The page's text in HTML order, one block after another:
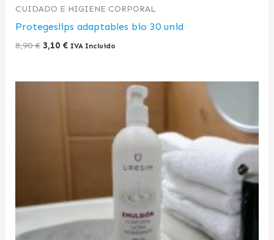
CUIDADO E HIGIENE CORPORAL
Protegeslips adaptables bio 30 unid
8,90€ 3,10 € IVA Incluido